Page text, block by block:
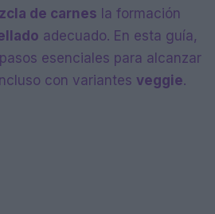
de carnes la formación
adecuado. En esta guía,
esenciales para alcanzar
con variantes veggie.